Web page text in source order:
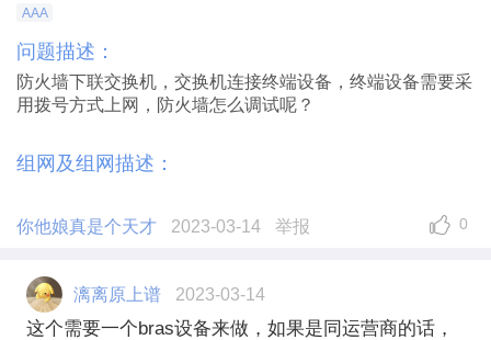
AAA
问题描述：
防火墙下联交换机，交换机连接终端设备，终端设备需要采
用拨号方式上网，防火墙怎么调试呢？
组网及组网描述：
你他娘真是个天才 2023-03-14 举报 0
漓离原上谱 2023-03-14
这个需要一个bras设备来做，如果是同运营商的话，